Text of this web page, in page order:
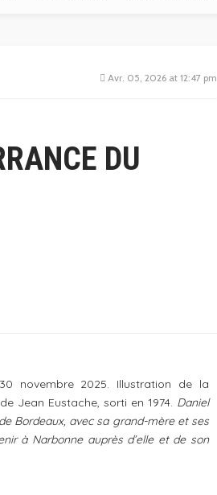
Avr. 05, 2026 at 12:47 pm
DU
novembre 2025. Illustration de la
Jean Eustache, sorti en 1974. Daniel
Bordeaux, avec sa grand-mère et ses
à Narbonne auprès d’elle et de son